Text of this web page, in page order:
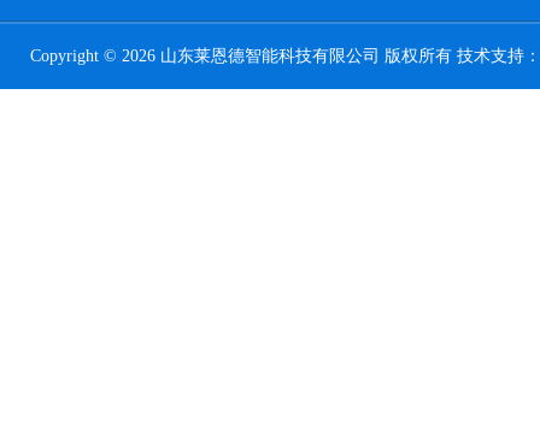
Copyright © 2026 山东莱恩德智能科技有限公司 版权所有 技术支持：